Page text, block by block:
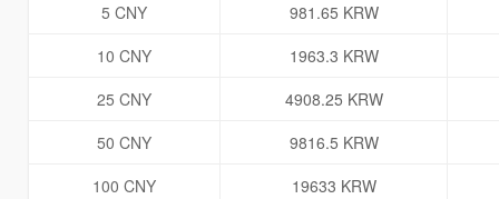
5 CNY
981.65 KRW
10 CNY
1963.3 KRW
25 CNY
4908.25 KRW
50 CNY
9816.5 KRW
100 CNY
19633 KRW